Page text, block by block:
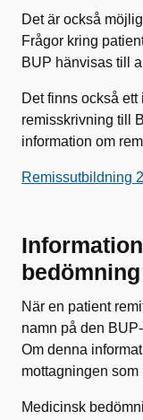
Det är också
Frågor kring
BUP hänvisas till
Det finns också
remisskrivning till
information om
Remissutbildning
När en patient
namn på den
Om denna
mottagningen
Medicinsk